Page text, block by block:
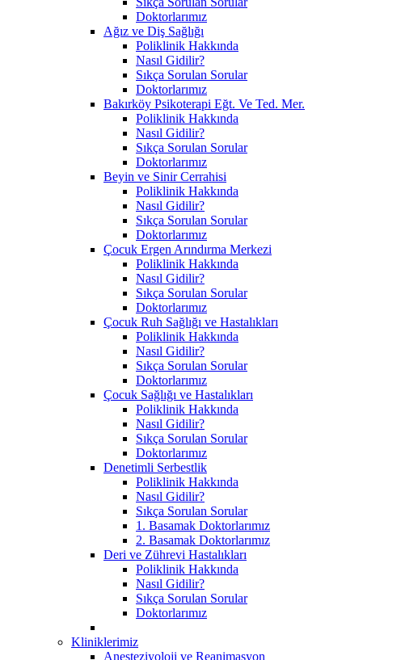
Doktorlarımız
Ağız ve Diş Sağlığı
Poliklinik Hakkında
Nasıl Gidilir?
Sıkça Sorulan Sorular
Doktorlarımız
Bakırköy Psikoterapi Eğt. Ve Ted. Mer.
Poliklinik Hakkında
Nasıl Gidilir?
Sıkça Sorulan Sorular
Doktorlarımız
Beyin ve Sinir Cerrahisi
Poliklinik Hakkında
Nasıl Gidilir?
Sıkça Sorulan Sorular
Doktorlarımız
Çocuk Ergen Arındırma Merkezi
Poliklinik Hakkında
Nasıl Gidilir?
Sıkça Sorulan Sorular
Doktorlarımız
Çocuk Ruh Sağlığı ve Hastalıkları
Poliklinik Hakkında
Nasıl Gidilir?
Sıkça Sorulan Sorular
Doktorlarımız
Çocuk Sağlığı ve Hastalıkları
Poliklinik Hakkında
Nasıl Gidilir?
Sıkça Sorulan Sorular
Doktorlarımız
Denetimli Serbestlik
Poliklinik Hakkında
Nasıl Gidilir?
Sıkça Sorulan Sorular
1. Basamak Doktorlarımız
2. Basamak Doktorlarımız
Deri ve Zührevi Hastalıkları
Poliklinik Hakkında
Nasıl Gidilir?
Sıkça Sorulan Sorular
Doktorlarımız
Kliniklerimiz
Anesteziyoloji ve Reanimasyon